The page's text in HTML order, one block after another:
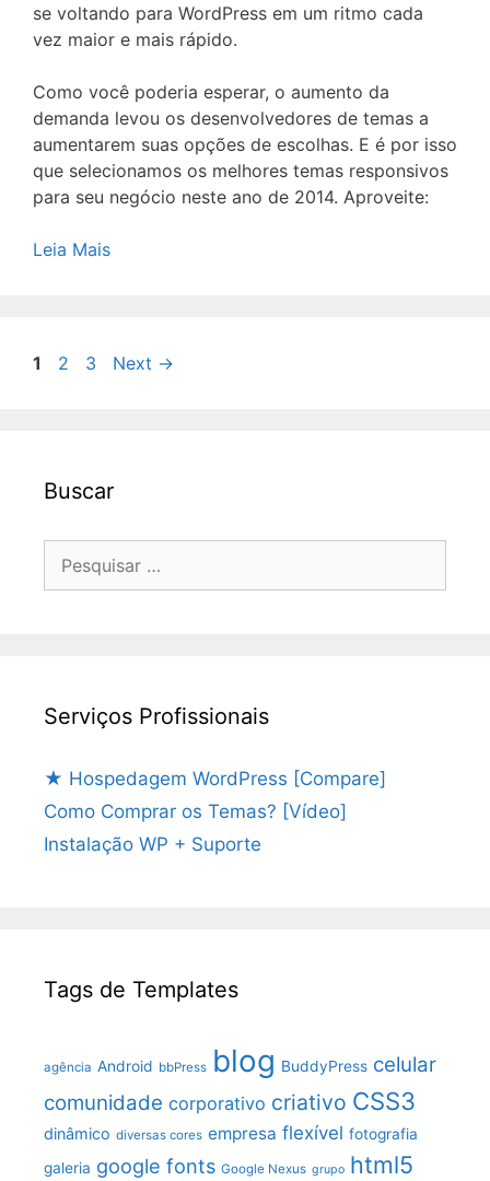
se voltando para WordPress em um ritmo cada
vez maior e mais rápido.
Como você poderia esperar, o aumento da
demanda levou os desenvolvedores de temas a
aumentarem suas opções de escolhas. E é por isso
que selecionamos os melhores temas responsivos
para seu negócio neste ano de 2014. Aproveite:
Leia Mais
Page
1 Page
2 Page
3 Next →
Buscar
Serviços Profissionais
★ Hospedagem WordPress [Compare]
Como Comprar os Temas? [Vídeo]
Instalação WP + Suporte
Tags de Templates
agência Android bbPress blog BuddyPress celular
comunidade corporativo criativo CSS3
dinâmico diversas cores empresa flexível fotografia
galeria google fonts Google Nexus grupo html5